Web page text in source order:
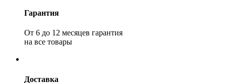
Гарантия
От 6 до 12 месяцев гарантия
на все товары
Доставка